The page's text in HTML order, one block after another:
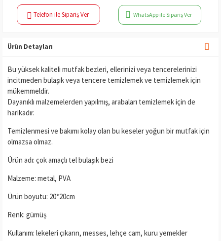
Telefon ile Sipariş Ver WhatsApp ile Sipariş Ver
Ürün Detayları
Bu yüksek kaliteli mutfak bezleri, ellerinizi veya tencerelerinizi
incitmeden bulaşık veya tencere temizlemek ve temizlemek için
mükemmeldir.
Dayanıklı malzemelerden yapılmış, arabaları temizlemek için de
harikadır.
Temizlenmesi ve bakımı kolay olan bu keseler yoğun bir mutfak için
olmazsa olmaz.
Ürün adı: çok amaçlı tel bulaşık bezi
Malzeme: metal, PVA
Ürün boyutu: 20*20cm
Renk: gümüş
Kullanım: lekeleri çıkarın, messes, lehçe cam, kuru yemekler